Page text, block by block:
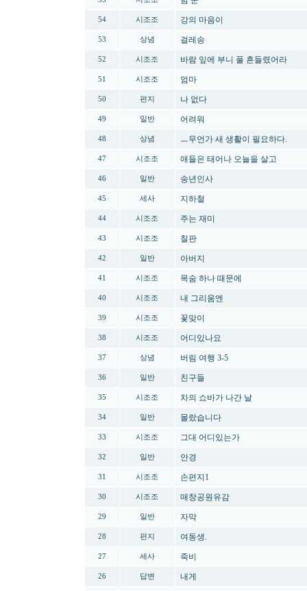
54 시조조 강의 마음이
53 상념 걸레송
52 시조조 바람 잎에 부니 풀 흔들렸어라
51 시조조 엄마
50 편지 나 없다
49 일반 어려워
48 상념 ㅡ무언가 새 생활이 필요하다.
47 시조조 애들은 태어나 오늘을 살고
46 일반 송년인사
45 세사 지하철
44 시조조 주는 재미
43 시조조 칠판
42 일반 아버지
41 시조조 목숨 하나 때문에
40 시조조 내 그리움엔
39 시조조 꽃맞이
38 시조조 어디있나요
37 상념 버림 여행 3-5
36 일반 친구들
35 시조조 차의 쇼바가 나간 날
34 일반 몰랐습니다
33 시조조 그대 어디있는가
32 일반 안경
31 시조조 손편지1
30 시조조 매창공원유감
29 일반 자막
28 편지 여동생.
27 세사 죽비
26 답변 내게